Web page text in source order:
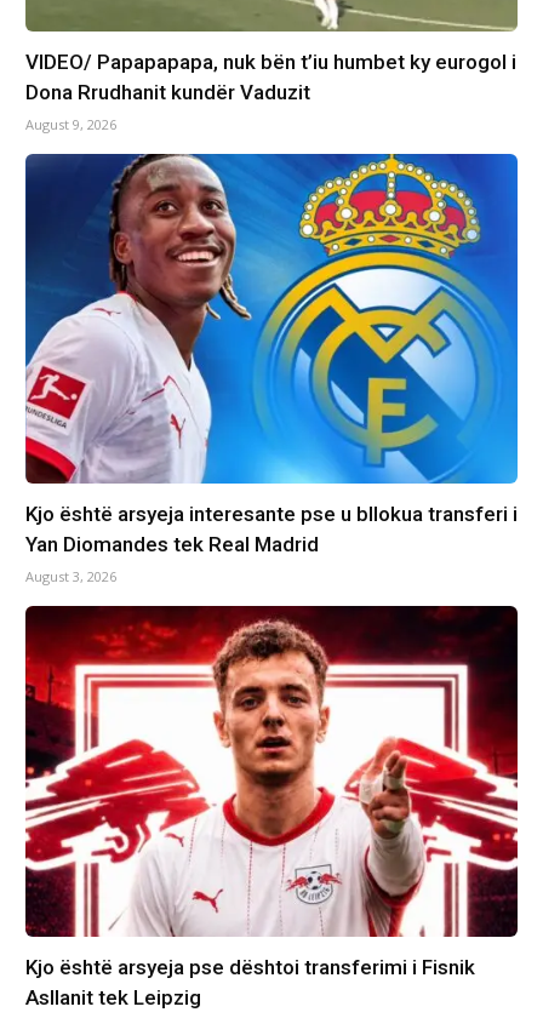
VIDEO/ Papapapapa, nuk bën t’iu humbet ky eurogol i
Dona Rrudhanit kundër Vaduzit​
August 9, 2026
Kjo është arsyeja interesante pse u bllokua transferi i
Yan Diomandes tek Real Madrid
August 3, 2026
Kjo është arsyeja pse dështoi transferimi i Fisnik
Asllanit tek Leipzig